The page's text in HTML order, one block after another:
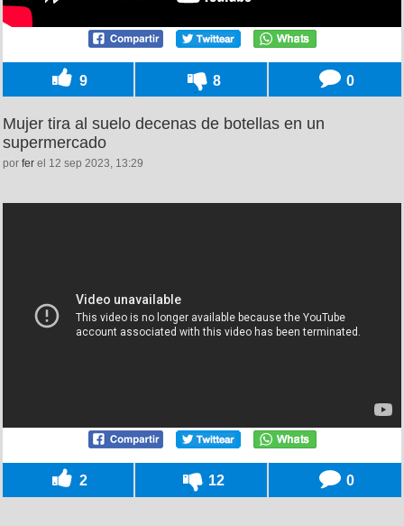
9 8 0
Mujer tira al suelo decenas de botellas en un
supermercado
por fer el 12 sep 2023, 13:29
2 12 0